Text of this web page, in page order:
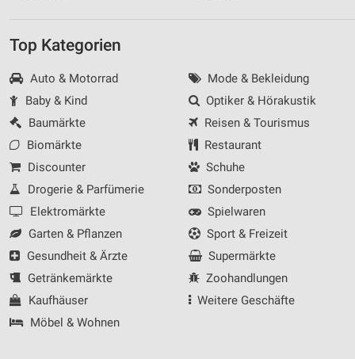
Top Kategorien
Auto & Motorrad
Baby & Kind
Baumärkte
Biomärkte
Discounter
Drogerie & Parfümerie
Elektromärkte
Garten & Pflanzen
Gesundheit & Ärzte
Getränkemärkte
Kaufhäuser
Möbel & Wohnen
Mode & Bekleidung
Optiker & Hörakustik
Reisen & Tourismus
Restaurant
Schuhe
Sonderposten
Spielwaren
Sport & Freizeit
Supermärkte
Zoohandlungen
Weitere Geschäfte